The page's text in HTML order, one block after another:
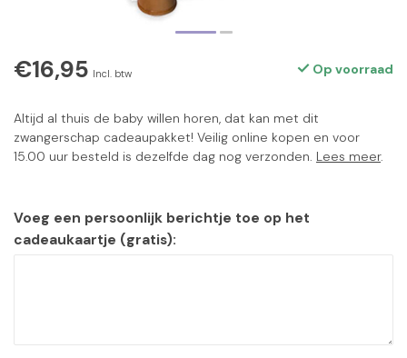
€16,95 Incl. btw Op voorraad
Altijd al thuis de baby willen horen, dat kan met dit
zwangerschap cadeaupakket! Veilig online kopen en voor
15.00 uur besteld is dezelfde dag nog verzonden. Lees meer.
Voeg een persoonlijk berichtje toe op het
cadeaukaartje (gratis):